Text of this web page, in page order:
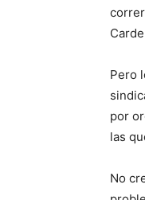
Pero
por
las
No